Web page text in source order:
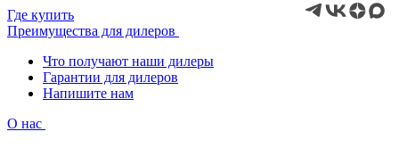
Где купить
Преимущества для дилеров
Что получают наши дилеры
Гарантии для дилеров
Напишите нам
О нас